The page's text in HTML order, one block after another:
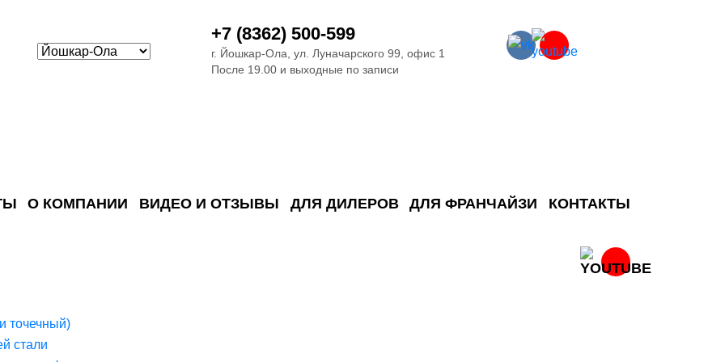
+7 (8362) 500-599
г. Йошкар-Ола, ул. Луначарского 99, офис 1
После 19.00 и выходные по записи
О КОМПАНИИ ВИДЕО И ОТЗЫВЫ ДЛЯ ДИЛЕРОВ ДЛЯ ФРАНЧАЙЗИ КОНТАКТЫ
точечный)
стали